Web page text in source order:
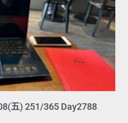
五) 251/365 Day2788